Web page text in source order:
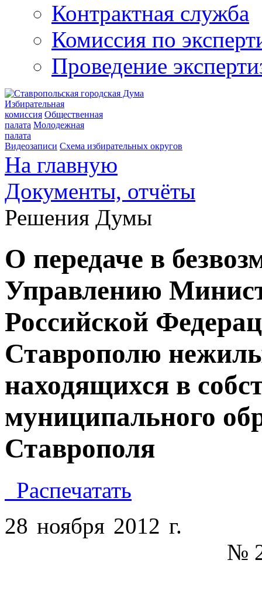
Контрактная служба
Комиссия по
Проведение
Избирательная
комиссия Общественная
палата Молодежная
палата
Видеозаписи Схема избирательных округов
На главную
Документы, отчёты
Решения Думы
О передаче в
Управлению
Российской
Ставрополю
находящихся в
муниципального
Ставрополя
Распечатать
28 ноября 2012 г.
№